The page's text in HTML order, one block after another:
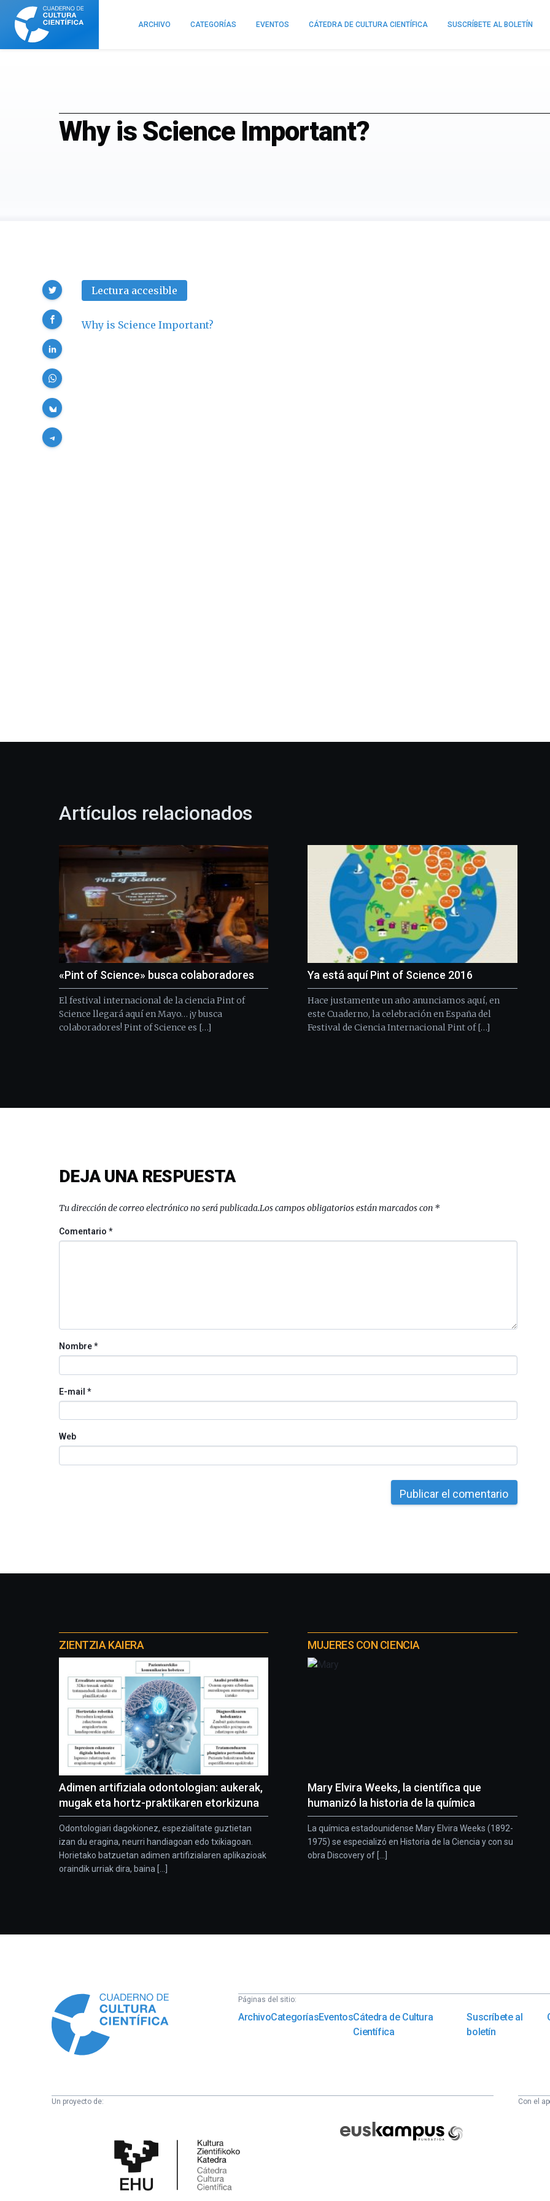
Cuaderno
Cultura
Científica
ARCHIVO CATEGORÍAS EVENTOS CÁTEDRA DE CULTURA CIENTÍFICA SUSCRÍBETE AL BOLETÍN
Why is Science Important?
Lectura accesible
Why is Science Important?
Compartir
Artículos relacionados
«Pint of Science» busca colaboradores
El festival internacional de la ciencia Pint of
Science llegará aquí en Mayo… ¡y busca
colaboradores! Pint of Science es […]
Ya está aquí Pint of Science 2016
Hace justamente un año anunciamos aquí, en
este Cuaderno, la celebración en España del
Festival de Ciencia Internacional Pint of […]
DEJA UNA RESPUESTA
Tu dirección de correo electrónico no será publicada.Los campos obligatorios están marcados con *
Comentario*
Nombre*
E-mail *
Web
proyectos
ZIENTZIA KAIERA
Adimen artifiziala odontologian: aukerak,
mugak eta hortz-praktikaren etorkizuna
Odontologiari dagokionez, espezialitate guztietan
izan du eragina, neurri handiagoan edo txikiagoan.
Horietako batzuetan adimen artifizialaren aplikazioak
oraindik urriak dira, baina [...]
MUJERES CON CIENCIA
Mary Elvira Weeks, la científica que
humanizó la historia de la química
La química estadounidense Mary Elvira Weeks (1892-
1975) se especializó en Historia de la Ciencia y con su
obra Discovery of [...]
Páginas del sitio:
ArchivoCategoríasEventosCátedra de Cultura
Científica
Suscríbete al
boletín
Un proyecto de:
Científica
Fundazioa
Con el